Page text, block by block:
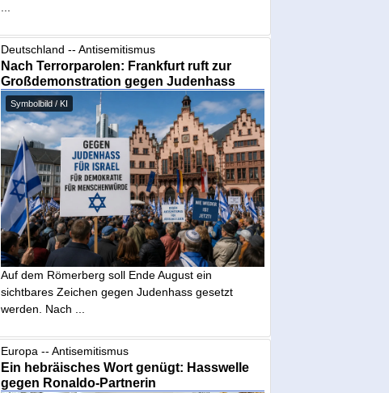
Deutschland -- Antisemitismus
Nach Terrorparolen: Frankfurt ruft zur
Großdemonstration gegen Judenhass
Symbolbild / KI
Auf dem Römerberg soll Ende August ein
sichtbares Zeichen gegen Judenhass gesetzt
werden. Nach ...
Europa -- Antisemitismus
Ein hebräisches Wort genügt: Hasswelle
gegen Ronaldo-Partnerin